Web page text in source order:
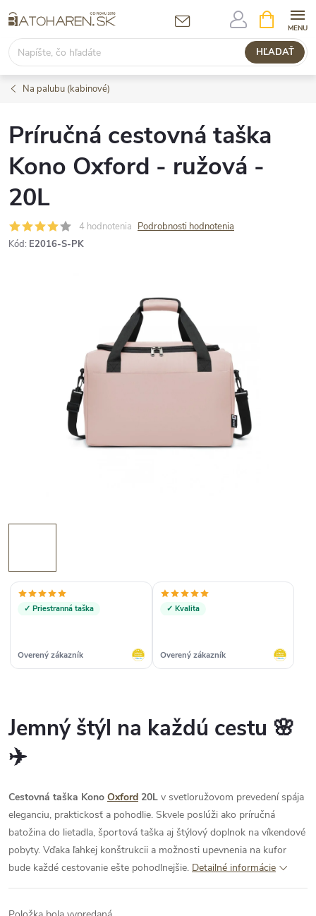
na
obsah
HĽADAŤ
KOŠÍK
Na palubu (kabinové)
Príručná cestovná taška
Kono Oxford - ružová -
20L
4 hodnotenia Podrobnosti hodnotenia
Kód: E2016-S-PK
✓ Priestranná taška
Overený zákazník
✓ Kvalita
Overený zákazník
Jemný štýl na každú cestu 🌸
✈️
Cestovná taška Kono Oxford 20L v svetloružovom prevedení spája
eleganciu, praktickosť a pohodlie. Skvele poslúži ako príručná
batožina do lietadla, športová taška aj štýlový doplnok na víkendové
pobyty. Vďaka ľahkej konštrukcii a možnosti upevnenia na kufor
bude každé cestovanie ešte pohodlnejšie. Detailné informácie